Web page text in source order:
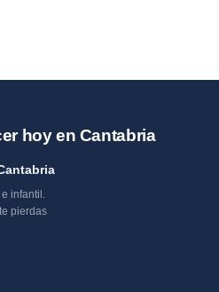
hoy en Cantabria
infantil.
pierdas